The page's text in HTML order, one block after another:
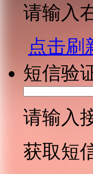
请输入
点击刷
短信验
请输入
获取短